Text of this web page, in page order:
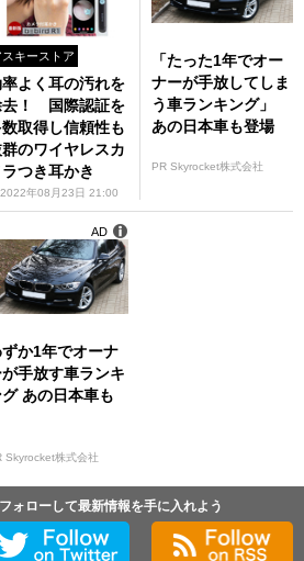
スキーストア
よく耳の汚れを
去！ 国際認証を
数取得し信頼性も
のワイヤレスカ
ラつき耳かき
2022年08月23日 21:00
「たった1年でオー
ナーが手放してしま
う車ランキング」
あの日本車も登場
PR Skyrocket株式会社
か1年でオーナ
が手放す車ランキ
グ あの日本車も
Skyrocket株式会社
AD
ォローして最新情報を手に入れよう